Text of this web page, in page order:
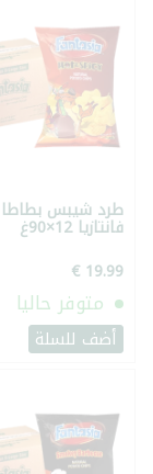
طرد شيبس بطاطا
فانتازيا 12×90غ
متوفر حاليا
أضف للسلة